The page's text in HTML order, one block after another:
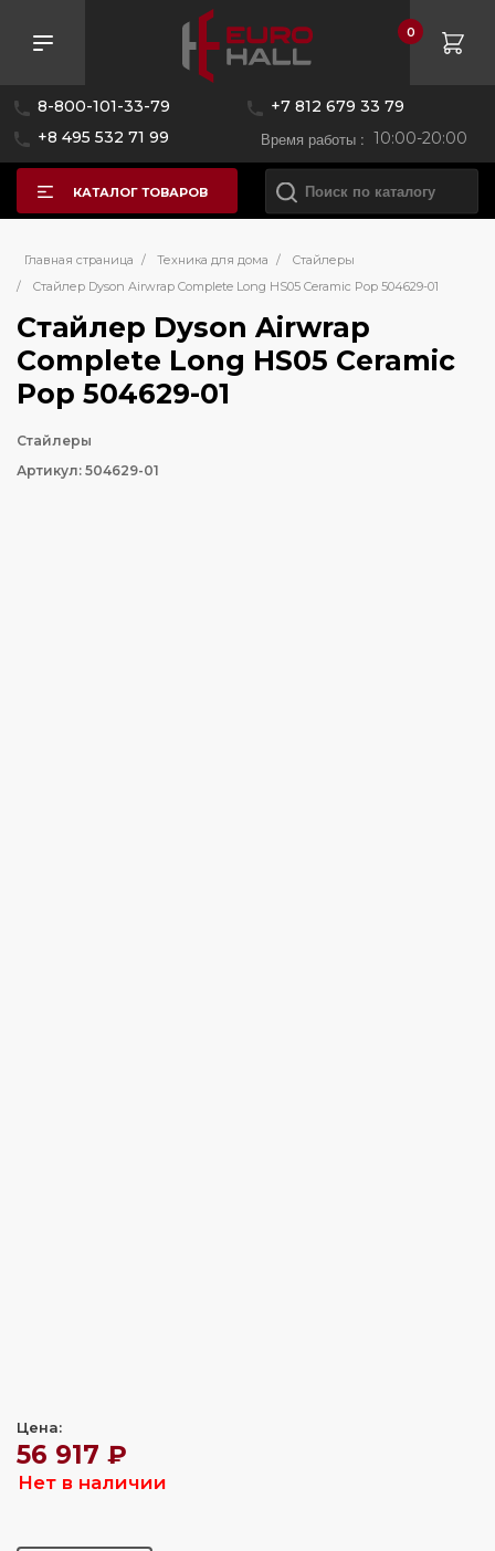
8-800-101-33-79
+7 812 679 33 79
+8 495 532 71 99
Время работы : 10:00-20:00
0
КАТАЛОГ ТОВАРОВ
Главная страница / Техника для дома /
Стайлеры
/
Стайлер Dyson Airwrap Complete Long HS05 Ceramic Pop 504629-01
Стайлер Dyson Airwrap
Complete Long HS05 Ceramic
Pop 504629-01
Стайлеры
Артикул: 504629-01
Цена:
56 917 ₽
Нет в наличии